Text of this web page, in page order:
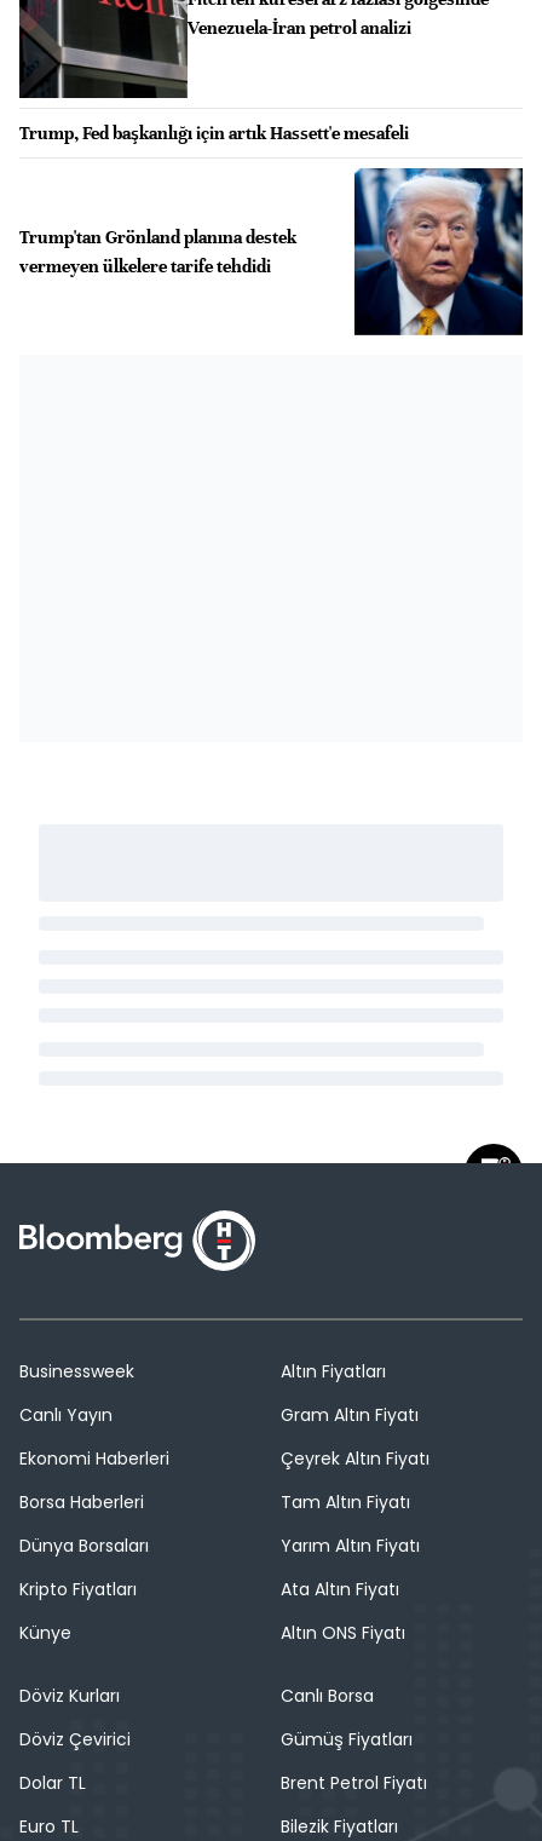
Venezuela-İran petrol analizi
Trump, Fed başkanlığı için artık Hassett'e mesafeli
Trump'tan Grönland planına destek
vermeyen ülkelere tarife tehdidi
Businessweek
Canlı Yayın
Ekonomi Haberleri
Borsa Haberleri
Dünya Borsaları
Kripto Fiyatları
Künye
Altın Fiyatları
Gram Altın Fiyatı
Çeyrek Altın Fiyatı
Tam Altın Fiyatı
Yarım Altın Fiyatı
Ata Altın Fiyatı
Altın ONS Fiyatı
Döviz Kurları
Döviz Çevirici
Dolar TL
Euro TL
Canlı Borsa
Gümüş Fiyatları
Brent Petrol Fiyatı
Bilezik Fiyatları